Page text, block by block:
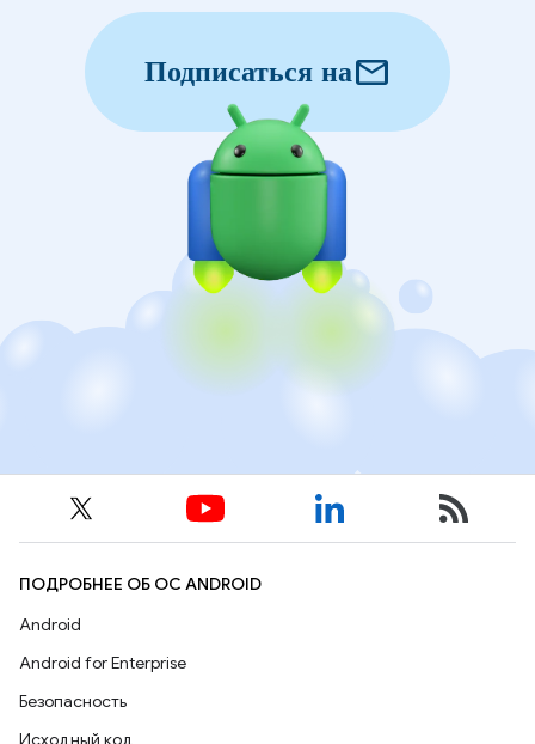
Подписаться наmail
ПОДРОБНЕЕ ОБ ОС ANDROID
Android
Android for Enterprise
Безопасность
Исходный код